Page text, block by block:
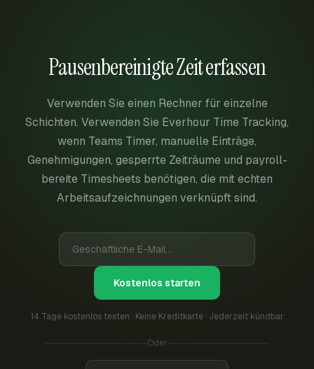
Pausenbereinigte Zeit erfassen
Verwenden Sie einen Rechner für einzelne
Schichten. Verwenden Sie Everhour Time Tracking,
wenn Teams Timer, manuelle Einträge,
Genehmigungen, gesperrte Zeiträume und payroll-
bereite Timesheets benötigen, die mit echten
Arbeitsaufzeichnungen verknüpft sind.
Kostenlos starten
14 Tage kostenlos testen · Keine Kreditkarte · Jederzeit kündbar
Oder